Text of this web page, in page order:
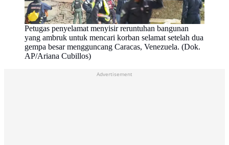
Petugas penyelamat menyisir reruntuhan bangunan
yang ambruk untuk mencari korban selamat setelah dua
gempa besar mengguncang Caracas, Venezuela. (Dok.
AP/Ariana Cubillos)
Advertisement